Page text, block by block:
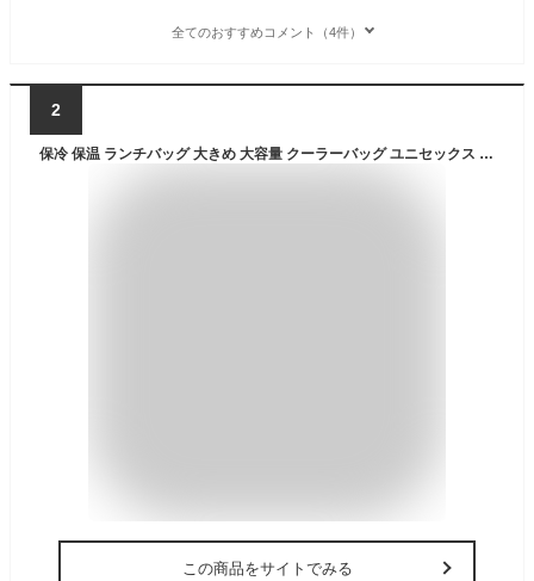
全てのおすすめコメント（4件）
2
保冷 保温 ランチバッグ 大きめ 大容量 クーラーバッグ ユニセックス メンズ 子供 男の子 お弁当 アルミ 加工 ランチボックス おしゃれ かわいい ファスナー シンプル カフェ ランチバッグ ランチバッグシリーズ 母の日 花以外
この商品をサイトでみる